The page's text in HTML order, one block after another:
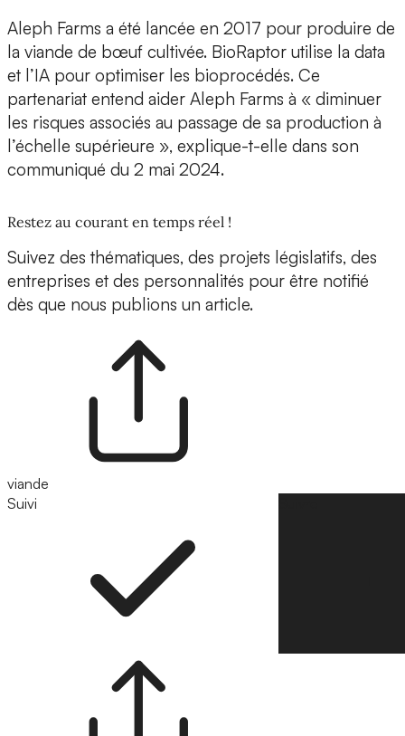
Aleph Farms a été lancée en 2017 pour produire de
la viande de bœuf cultivée. BioRaptor utilise la data
et l’IA pour optimiser les bioprocédés. Ce
partenariat entend aider Aleph Farms à « diminuer
les risques associés au passage de sa production à
l’échelle supérieure », explique-t-elle dans son
communiqué du 2 mai 2024.
Restez au courant en temps réel !
Suivez des thématiques, des projets législatifs, des
entreprises et des personnalités pour être notifié
dès que nous publions un article.
viande
Suivi